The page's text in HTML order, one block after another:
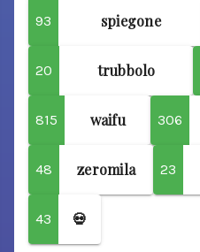
93 spiegone
20 trubbolo
815 waifu 306
48 zeromila 23
43 💀